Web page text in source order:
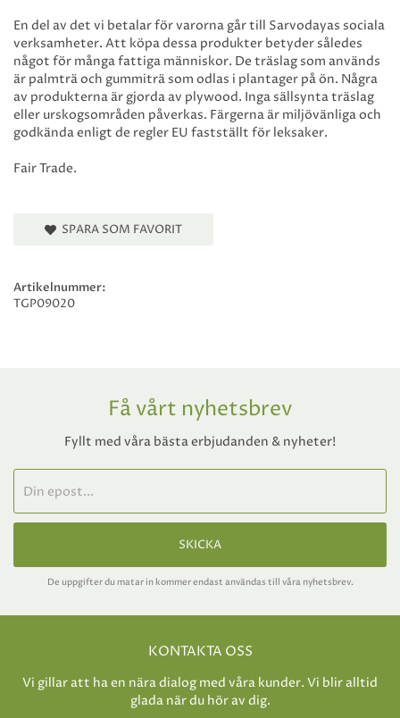
En del av det vi betalar för varorna går till Sarvodayas sociala
verksamheter. Att köpa dessa produkter betyder således
något för många fattiga människor. De träslag som används
är palmträ och gummiträ som odlas i plantager på ön. Några
av produkterna är gjorda av plywood. Inga sällsynta träslag
eller urskogsområden påverkas. Färgerna är miljövänliga och
godkända enligt de regler EU fastställt för leksaker.
Fair Trade.
SPARA SOM FAVORIT
Artikelnummer:
TGP09020
Få vårt nyhetsbrev
Fyllt med våra bästa erbjudanden & nyheter!
SKICKA
De uppgifter du matar in kommer endast användas till våra nyhetsbrev.
KONTAKTA OSS
Vi gillar att ha en nära dialog med våra kunder. Vi blir alltid
glada när du hör av dig.